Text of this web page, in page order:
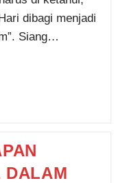
dibagi menjadi
Siang…
DALAM